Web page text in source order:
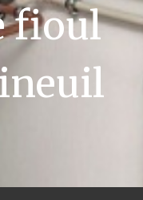
fioul